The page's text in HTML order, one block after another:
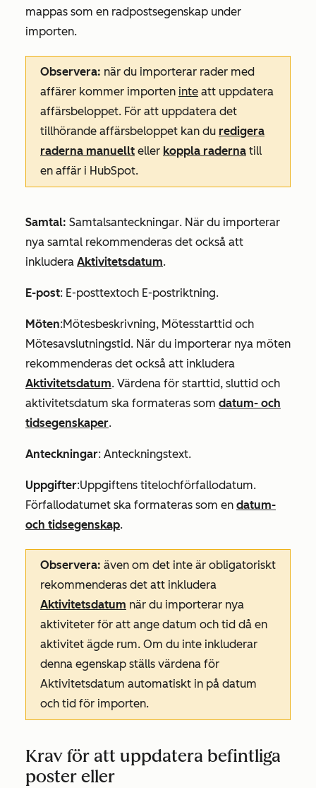
mappas som en radpostsegenskap under
importen.
Observera: när du importerar rader med
affärer kommer importen inte att uppdatera
affärsbeloppet. För att uppdatera det
tillhörande affärsbeloppet kan du redigera
raderna manuellt eller koppla raderna till
en affär i HubSpot.
Samtal: Samtalsanteckningar. När du importerar
nya samtal rekommenderas det också att
inkludera Aktivitetsdatum.
E-post: E-posttextoch E-postriktning.
Möten:Mötesbeskrivning, Mötesstarttid och
Mötesavslutningstid. När du importerar nya möten
rekommenderas det också att inkludera
Aktivitetsdatum. Värdena för starttid, sluttid och
aktivitetsdatum ska formateras som datum- och
tidsegenskaper.
Anteckningar: Anteckningstext.
Uppgifter:Uppgiftens titelochförfallodatum.
Förfallodatumet ska formateras som en datum-
och tidsegenskap.
Observera: även om det inte är obligatoriskt
rekommenderas det att inkludera
Aktivitetsdatum när du importerar nya
aktiviteter för att ange datum och tid då en
aktivitet ägde rum. Om du inte inkluderar
denna egenskap ställs värdena för
Aktivitetsdatum automatiskt in på datum
och tid för importen.
Krav för att uppdatera befintliga
poster eller